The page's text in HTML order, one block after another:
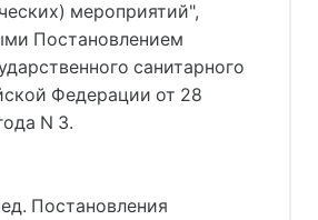
мероприятий",
Постановлением
санитарного
Федерации от 28
N 3.
Постановления